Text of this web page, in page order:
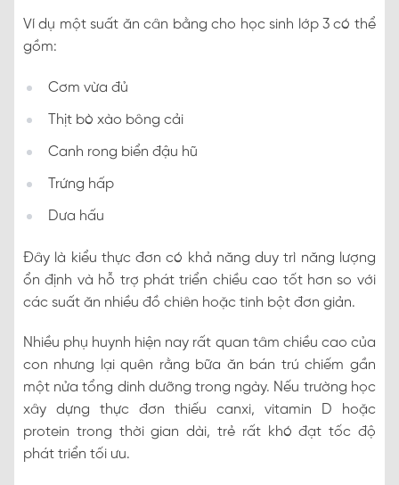
Ví dụ một suất ăn cân bằng cho học sinh lớp 3 có thể
gồm:
Cơm vừa đủ
Thịt bò xào bông cải
Canh rong biển đậu hũ
Trứng hấp
Dưa hấu
Đây là kiểu thực đơn có khả năng duy trì năng lượng
ổn định và hỗ trợ phát triển chiều cao tốt hơn so với
các suất ăn nhiều đồ chiên hoặc tinh bột đơn giản.
Nhiều phụ huynh hiện nay rất quan tâm chiều cao của
con nhưng lại quên rằng bữa ăn bán trú chiếm gần
một nửa tổng dinh dưỡng trong ngày. Nếu trường học
xây dựng thực đơn thiếu canxi, vitamin D hoặc
protein trong thời gian dài, trẻ rất khó đạt tốc độ
phát triển tối ưu.